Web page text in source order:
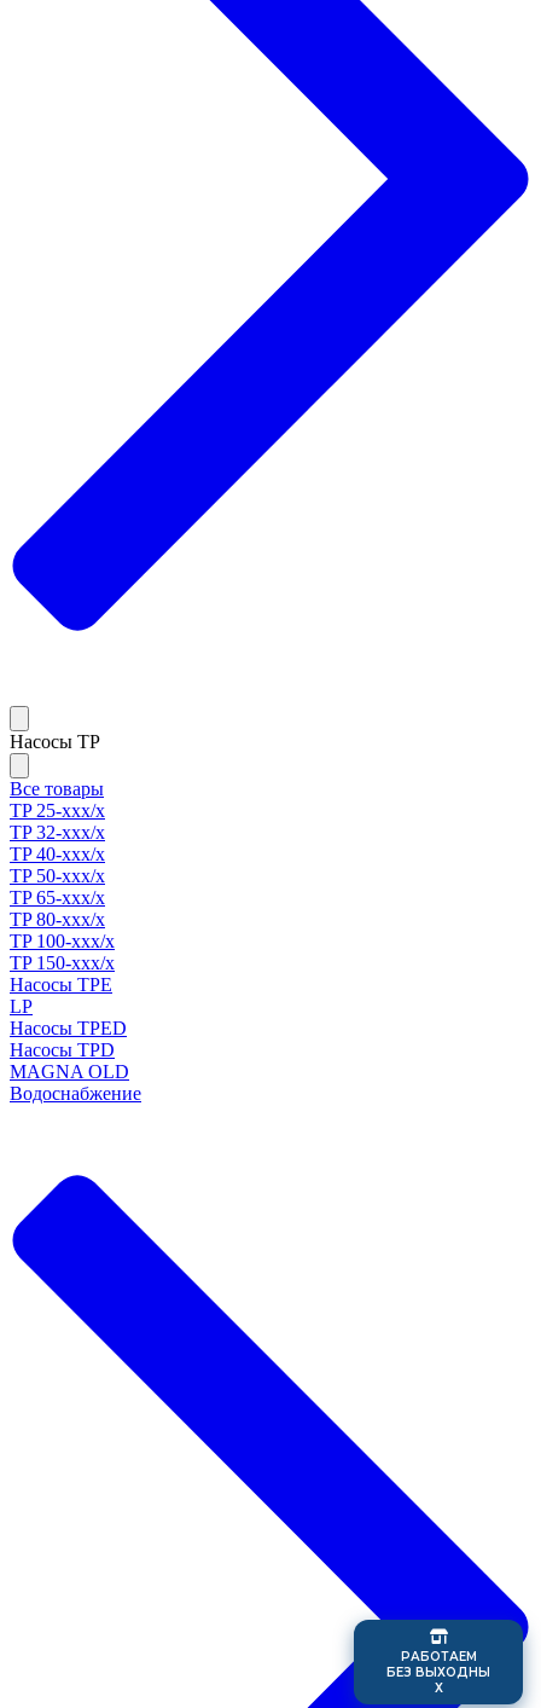
Насосы TP
Все товары
TP 25-xxx/x
TP 32-xxx/x
TP 40-xxx/x
TP 50-xxx/x
TP 65-xxx/x
TP 80-xxx/x
TP 100-xxx/x
TP 150-xxx/x
Насосы TPE
LP
Насосы TPED
Насосы TPD
MAGNA OLD
Водоснабжение
РАБОТАЕМ
БЕЗ ВЫХОДНЫ
Х